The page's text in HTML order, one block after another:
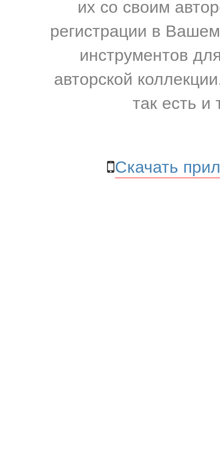
их со своим
регистрации в
инструментов
авторской
так есть и
Скачать